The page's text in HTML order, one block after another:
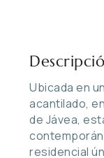
Ubicada en
acantilado,
de Jávea,
residencial